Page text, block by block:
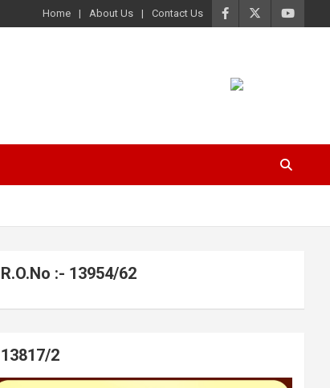
Home About Us Contact Us
R.O.No :- 13954/62
13817/2